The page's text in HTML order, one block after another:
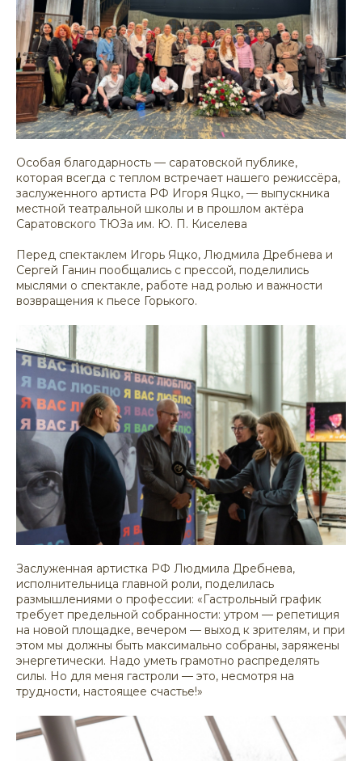
Особая благодарность — саратовской публике,
которая всегда с теплом встречает нашего режиссёра,
заслуженного артиста РФ Игоря Яцко, — выпускника
местной театральной школы и в прошлом актёра
Саратовского ТЮЗа им. Ю. П. Киселева
Перед спектаклем Игорь Яцко, Людмила Дребнева и
Сергей Ганин пообщались с прессой, поделились
мыслями о спектакле, работе над ролью и важности
возвращения к пьесе Горького.
Заслуженная артистка РФ Людмила Дребнева,
исполнительница главной роли, поделилась
размышлениями о профессии: «Гастрольный график
требует предельной собранности: утром — репетиция
на новой площадке, вечером — выход к зрителям, и при
этом мы должны быть максимально собраны, заряжены
энергетически. Надо уметь грамотно распределять
силы. Но для меня гастроли — это, несмотря на
трудности, настоящее счастье!»